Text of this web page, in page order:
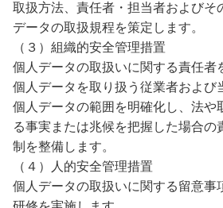
取扱方法、責任者・担当者およびそ
データの取扱規程を策定します。
（３）組織的安全管理措置
個人データの取扱いに関する責任者
個人データを取り扱う従業者および
個人データの範囲を明確化し、法や
る事実または兆候を把握した場合の
制を整備します。
（４）
人的安全管理措置
個人データの取扱いに関する留意事